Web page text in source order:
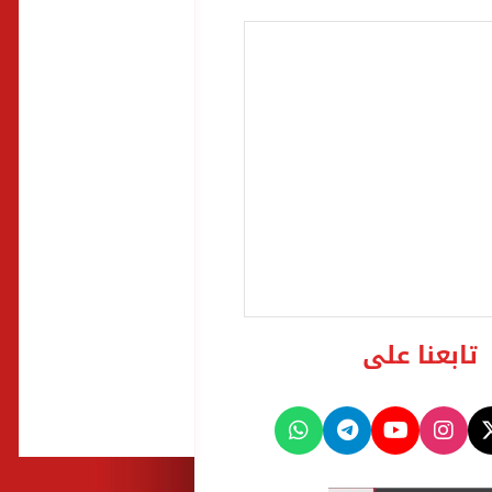
تابعنا على